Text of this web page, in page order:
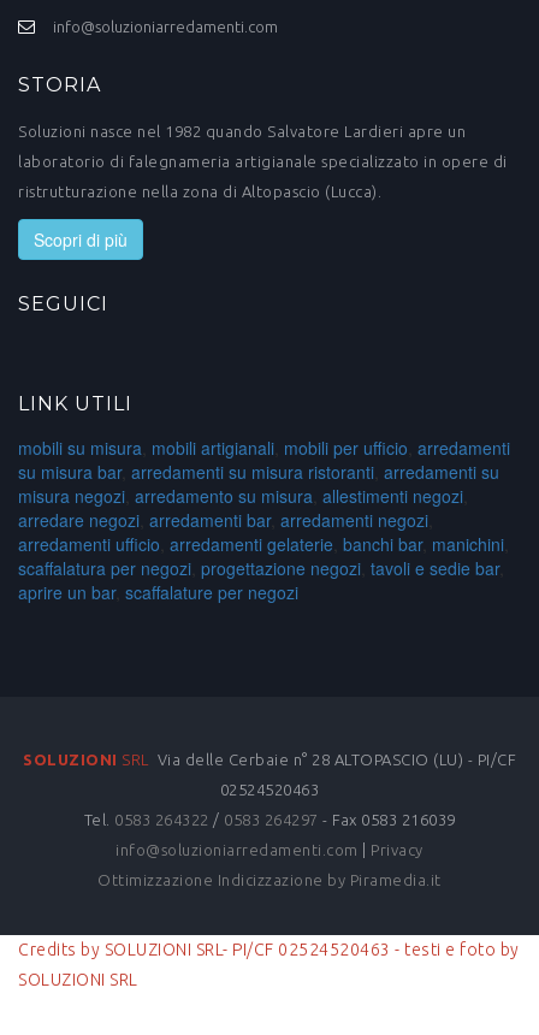
info@soluzioniarredamenti.com
STORIA
Soluzioni nasce nel 1982 quando Salvatore Lardieri apre un
laboratorio di falegnameria artigianale specializzato in opere di
ristrutturazione nella zona di Altopascio (Lucca).
Scopri di più
SEGUICI
LINK UTILI
mobili su misura mobili artigianali mobili per ufficio arredamenti
su misura bar, arredamenti su misura ristoranti arredamenti su
misura negozi arredamento su misura allestimenti negozi
arredare negozi arredamenti bar, arredamenti negozi
arredamenti ufficio arredamenti gelaterie banchi bar, manichini
scaffalatura per negozi progettazione negozi tavoli e sedie bar,
aprire un bar, scaffalature per negozi
SOLUZIONI SRL
Via delle Cerbaie n° 28 ALTOPASCIO (LU) - PI/CF
02524520463
Tel. 0583 264322 / 0583 264297 - Fax 0583 216039
info@soluzioniarredamenti.com
Privacy
Ottimizzazione Indicizzazione by Piramedia.it
Credits by SOLUZIONI SRL- PI/CF 02524520463 - testi e foto by
SOLUZIONI SRL